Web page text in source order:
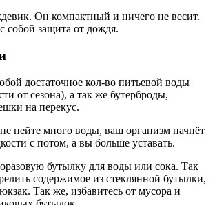
Он компактный и ничего не весит.
собой защита от дождя.
достаточное кол-во питьевой воды
от сезона), а так же бутерброды,
на перекус.
пейте много воды, ваш организм начнёт
с потом, а вы больше уставать.
бутылку для воды или сока. Так
содержимое из стеклянной бутылки,
Так же, избавитесь от мусора и